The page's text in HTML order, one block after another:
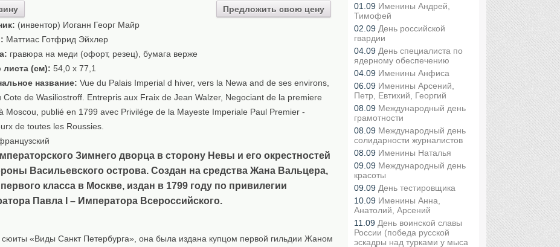
Предложить свою цену
(инвентор) Иоганн Георг Майр
Маттиас Готфрид Эйхлер
гравюра на меди (офорт, резец), бумага верже
листа (см): 54,0 х 77,1
название: Vue du Palais Imperial d hiver, vers la Newa and de ses environs,
Cote de Wasiliostroff. Entrepris aux Fraix de Jean Walzer, Negociant de la premiere
Moscou, publié en 1799 avec Privilége de la Mayeste Imperiale Paul Premier -
de toutes les Roussies.
Зимнего дворца в сторону Невы и его окрестностей
Васильевского острова. Создан на средства Жана Вальцера,
класса в Москве, издан в 1799 году по привилегии
Павла I – Императора Всероссийского.
сюиты «Виды Санкт Петербурга», она была издана купцом первой гильдии Жаном
01.09 Именины Андрей,
Тимофей
02.09 День российской
гвардии
04.09 День специалиста по
ядерному обеспечению
04.09 Именины Анфиса
06.09 Именины Арсений,
Петр, Евтихий, Георгий
08.09 Международный день
грамотности
08.09 Международный день
солидарности журналистов
08.09 Именины Наталья
09.09 Международный день
красоты
09.09 День тестировщика
10.09 Именины Анна,
Анатолий, Арсений
11.09 День воинской славы
России (победа русской
эскадры над турками у мыса